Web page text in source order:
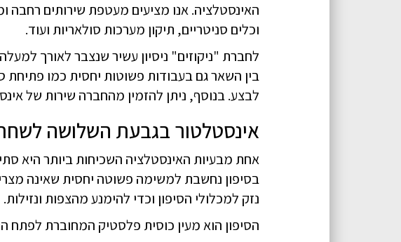
האינסטלציה. אנו מציעים מעטפת שירותים רחבה
וכלים סניטריים, תיקון מערכות סולאריות ועוד.
בין השאר גם בעבודות פשוטות יחסית כמו פתיחת
לבצע. בנוסף, ניתן להזמין מהחברה שירות של אינסטלטור 24 שעות בגבעת השלושה, השירות מסביב לשעון,
אינסטלטור בגבעת השלושה
אחת מבעיות האינסטלציה השכיחות ביותר היא
בסיפון נחשבת למשימה פשוטה יחסית שאינה
נזק למכלולי הסיפון וכדי להימנע מהצפות ונזילות.
הסיפון הוא מעין כוסית פלסטיק המחוברת לפתח